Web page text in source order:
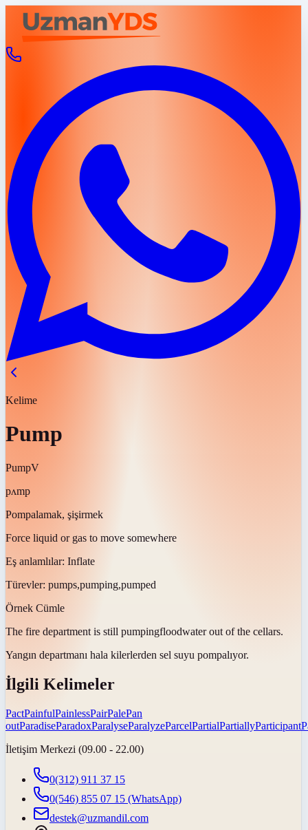
Kelime
Pump
PumpV
pʌmp
Pompalamak, şişirmek
Force liquid or gas to move somewhere
Eş anlamlılar: Inflate
Türevler: pumps,pumping,pumped
Örnek Cümle
The fire department is still pumpingfloodwater out of the cellars.
Yangın departmanı hala kilerlerden sel suyu pompalıyor.
İlgili Kelimeler
PactPainfulPainlessPairPalePan
outParadiseParadoxParalyseParalyzeParcelPartialPartiallyParticipant
İletişim Merkezi (09.00 - 22.00)
0(312) 911 37 15
0(546) 855 07 15 (WhatsApp)
destek@uzmandil.com